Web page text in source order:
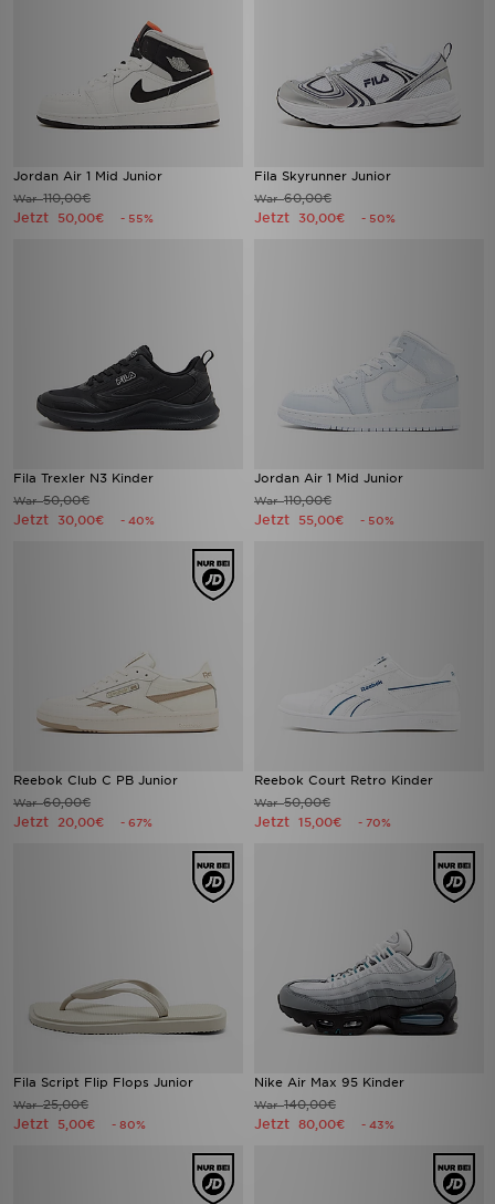
Jordan Air 1 Mid Junior
War110,00€
Jetzt 50,00€ - 55%
Fila Skyrunner Junior
War60,00€
Jetzt 30,00€ - 50%
Fila Trexler N3 Kinder
War50,00€
Jetzt 30,00€ - 40%
Jordan Air 1 Mid Junior
War110,00€
Jetzt 55,00€ - 50%
Reebok Club C PB Junior
War60,00€
Jetzt 20,00€ - 67%
Reebok Court Retro Kinder
War50,00€
Jetzt 15,00€ - 70%
Fila Script Flip Flops Junior
War25,00€
Jetzt 5,00€ - 80%
Nike Air Max 95 Kinder
War140,00€
Jetzt 80,00€ - 43%